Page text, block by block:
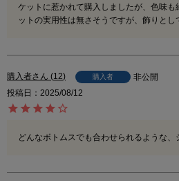
ケットに惹かれて購入しましたが、色味
ットの実用性は無さそうですが、飾りとし
購入者 12 購入者
非公開
投稿日
2025/08/12
どんなボトムスでも合わせられるような、